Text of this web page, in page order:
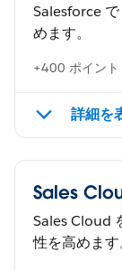
Salesforce
めます。
+400 ポイント
詳細を
Sales
Sales Cloud
性を高めます